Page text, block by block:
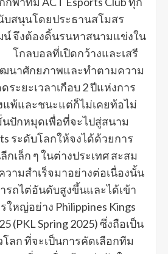
สนุนโดยประธานสโมสร
จึงต้องดิ้นรนหาสนามแข่งใน
โกลบอลที่เปิดกว้างและเสรี
นาศักยภาพและทำตามความ
ระยะเวลาเกือบ 2 ปีแห่งการ
แพ้และชนะแต่ก็ไม่เคยท้อไม่
นปักหมุดเพื่อที่จะไปสู่สนาม
ระดับโลกให้จงได้ด้วยการ
เล็ก ๆ ในต่างประเทศ สะสม
ามสำเร็จมาอย่างต่อเนื่องนั้น
รถไต่อันดับสูงขึ้นและได้เข้า
หญ่อย่าง Philippines Kings
(PKL Spring 2025) ซึ่งถือเป็น
ลก ที่จะเป็นการคัดเลือกทีม